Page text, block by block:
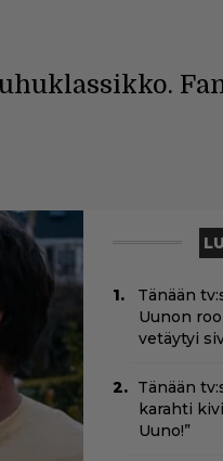
Tänään
Uunon
vetäytyi
Tänään
karahti
Uuno!”